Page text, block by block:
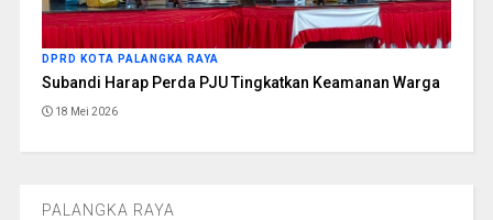
DPRD KOTA PALANGKA RAYA
Subandi Harap Perda PJU Tingkatkan Keamanan Warga
18 Mei 2026
PALANGKA RAYA